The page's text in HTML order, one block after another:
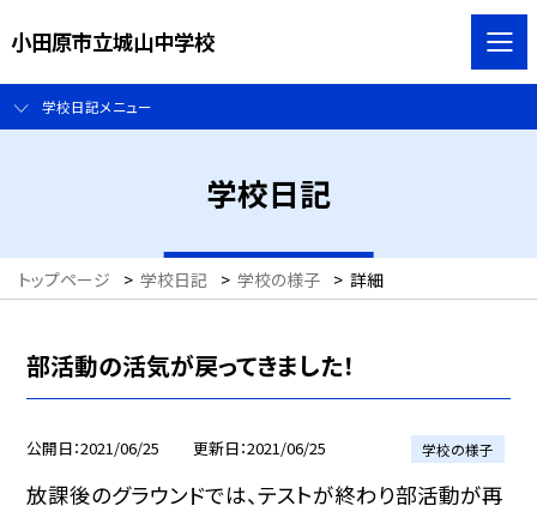
小田原市立城山中学校
学校日記メニュー
学校日記
トップページ > 学校日記 > 学校の様子 > 詳細
部活動の活気が戻ってきました！
公開日 2021/06/25 更新日 2021/06/25 学校の様子
放課後のグラウンドでは、テストが終わり部活動が再